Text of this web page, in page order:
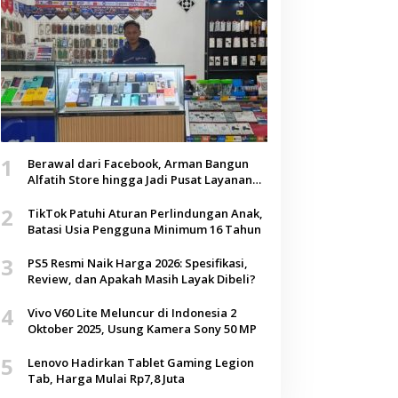
1
Berawal dari Facebook, Arman Bangun
Alfatih Store hingga Jadi Pusat Layanan
2
TikTok Patuhi Aturan Perlindungan Anak,
Batasi Usia Pengguna Minimum 16 Tahun
3
PS5 Resmi Naik Harga 2026: Spesifikasi,
Review, dan Apakah Masih Layak Dibeli?
4
Vivo V60 Lite Meluncur di Indonesia 2
Oktober 2025, Usung Kamera Sony 50 MP
5
Lenovo Hadirkan Tablet Gaming Legion
Tab, Harga Mulai Rp7,8 Juta